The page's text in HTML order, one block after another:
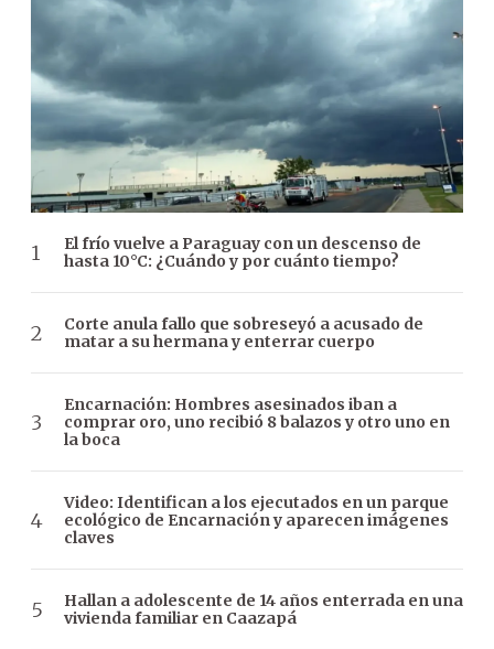
El frío vuelve a Paraguay con un descenso de
hasta 10°C: ¿Cuándo y por cuánto tiempo?
Corte anula fallo que sobreseyó a acusado de
matar a su hermana y enterrar cuerpo
Encarnación: Hombres asesinados iban a
comprar oro, uno recibió 8 balazos y otro uno en
la boca
Video: Identifican a los ejecutados en un parque
ecológico de Encarnación y aparecen imágenes
claves
Hallan a adolescente de 14 años enterrada en una
vivienda familiar en Caazapá